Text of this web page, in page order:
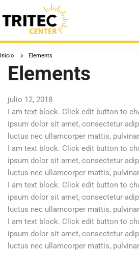
Inicio Elements
Elements
julio 12, 2018
I am text block. Click edit button to
ipsum dolor sit amet, consectetur
luctus nec ullamcorper mattis,
I am text block. Click edit button to
ipsum dolor sit amet, consectetur
luctus nec ullamcorper mattis,
I am text block. Click edit button to
ipsum dolor sit amet, consectetur
luctus nec ullamcorper mattis,
I am text block. Click edit button to
ipsum dolor sit amet, consectetur
luctus nec ullamcorper mattis,